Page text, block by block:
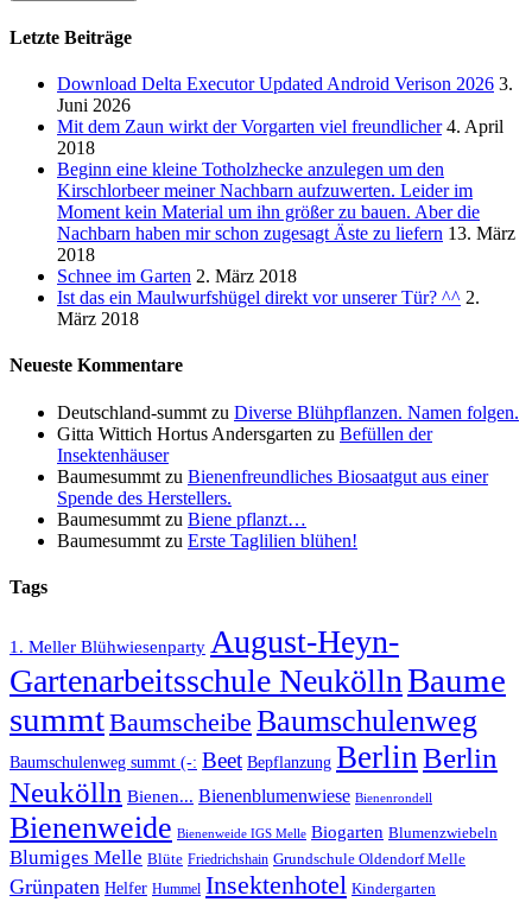
Letzte Beiträge
Download Delta Executor Updated Android Verison 2026 3.
Juni 2026
Mit dem Zaun wirkt der Vorgarten viel freundlicher 4. April
2018
Beginn eine kleine Totholzhecke anzulegen um den
Kirschlorbeer meiner Nachbarn aufzuwerten. Leider im
Moment kein Material um ihn größer zu bauen. Aber die
Nachbarn haben mir schon zugesagt Äste zu liefern 13. März
2018
Schnee im Garten 2. März 2018
Ist das ein Maulwurfshügel direkt vor unserer Tür? ^^ 2.
März 2018
Neueste Kommentare
Deutschland-summt zu Diverse Blühpflanzen. Namen folgen.
Gitta Wittich Hortus Andersgarten zu Befüllen der
Insektenhäuser
Baumesummt zu Bienenfreundliches Biosaatgut aus einer
Spende des Herstellers.
Baumesummt zu Biene pflanzt…
Baumesummt zu Erste Taglilien blühen!
Tags
1. Meller Blühwiesenparty August-Heyn-
Gartenarbeitsschule NeuköllnBaume
summtBaumscheibe Baumschulenweg
Baumschulenweg summt (-: Beet Bepflanzung BerlinBerlin
Neukölln Bienen... Bienenblumenwiese Bienenrondell
Bienenweide Bienenweide IGS Melle Biogarten Blumenzwiebeln
Blumiges Melle Blüte Friedrichshain Grundschule Oldendorf Melle
Grünpaten Helfer Hummel Insektenhotel Kindergarten